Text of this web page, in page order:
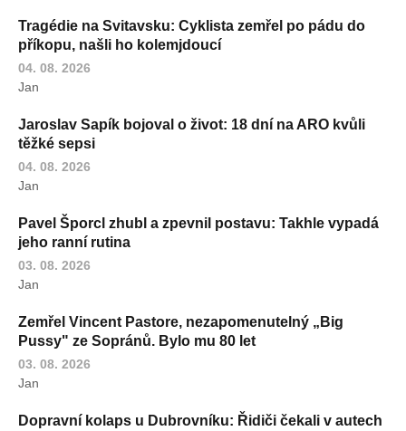
Tragédie na Svitavsku: Cyklista zemřel po pádu do
příkopu, našli ho kolemjdoucí
04. 08. 2026
Jan
Jaroslav Sapík bojoval o život: 18 dní na ARO kvůli
těžké sepsi
04. 08. 2026
Jan
Pavel Šporcl zhubl a zpevnil postavu: Takhle vypadá
jeho ranní rutina
03. 08. 2026
Jan
Zemřel Vincent Pastore, nezapomenutelný „Big
Pussy" ze Sopránů. Bylo mu 80 let
03. 08. 2026
Jan
Dopravní kolaps u Dubrovníku: Řidiči čekali v autech